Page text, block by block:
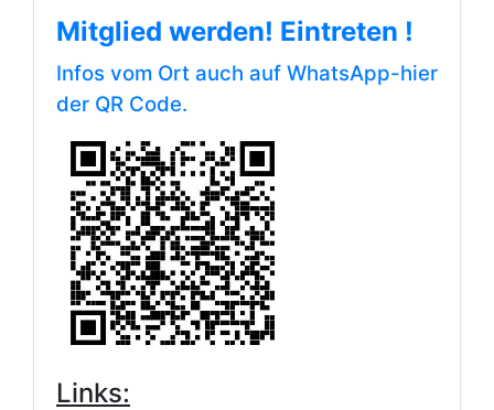
Mitglied werden! Eintreten !
Infos vom Ort auch auf WhatsApp-hier
der QR Code.
Links: